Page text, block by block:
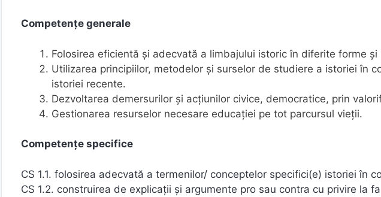
Competenţe generale
Folosirea eficientă şi adecvată a limbajului istoric în diferite forme
Utilizarea principiilor, metodelor şi surselor de studiere a istoriei în
istoriei recente.
Dezvoltarea demersurilor şi acţiunilor civice, democratice, prin
Gestionarea resurselor necesare educaţiei pe tot parcursul vieţii.
Competențe specifice
CS 1.1. folosirea adecvată a termenilor/ conceptelor specifici(e) istoriei în
CS 1.2. construirea de explicaţii şi argumente pro sau contra cu privire la